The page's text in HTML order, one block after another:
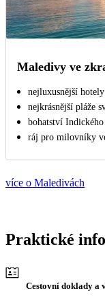
Maledivy ve
nejluxusnější hotely
nejkrásnější pláže
bohatství Indického
ráj pro milovníky
více o Maledivách
Praktické
Cestovní doklady a